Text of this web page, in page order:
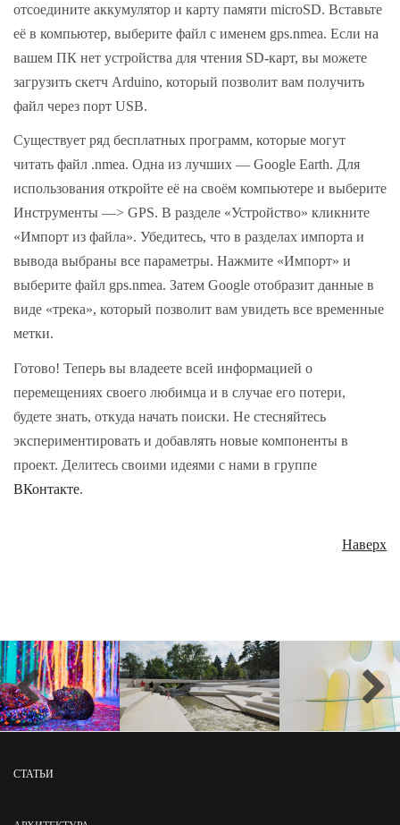
отсоедините аккумулятор и карту памяти microSD. Вставьте
её в компьютер, выберите файл с именем gps.nmea. Если на
вашем ПК нет устройства для чтения SD-карт, вы можете
загрузить скетч Arduino, который позволит вам получить
файл через порт USB.
Существует ряд бесплатных программ, которые могут
читать файл .nmea. Одна из лучших — Google Earth. Для
использования откройте её на своём компьютере и выберите
Инструменты —> GPS. В разделе «Устройство» кликните
«Импорт из файла». Убедитесь, что в разделах импорта и
вывода выбраны все параметры. Нажмите «Импорт» и
выберите файл gps.nmea. Затем Google отобразит данные в
виде «трека», который позволит вам увидеть все временные
метки.
Готово! Теперь вы владеете всей информацией о
перемещениях своего любимца и в случае его потери,
будете знать, откуда начать поиски. Не стесняйтесь
экспериментировать и добавлять новые компоненты в
проект. Делитесь своими идеями с нами в группе
ВКонтакте.
Наверх
СТАТЬИ